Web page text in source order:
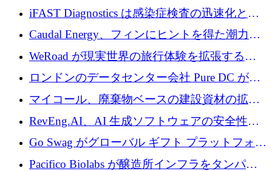
の商業化ギャップを埋めるために2,000万ユー
ロのディープテック基金を立ち上げる
iFAST Diagnostics は感染症検査の迅速化と抗
菌薬耐性への取り組みに 500 万ポンドを寄付
Caudal Energy、フィンにヒントを得た潮力発
電技術の規模拡大に向けて 430 万ポンドを調
WeRoad が現実世界の旅行体験を拡張するた
めに 5,800 万ドルを獲得
ロンドンのデータセンター会社 Pure DC が欧
州と中東の拡張に 27 億ドルを確保
マイコール、廃棄物ベースの建設資材の拡大
に400万ポンドを投資
RevEng.AI、AI 生成ソフトウェアの安全性を
確保するために 1,500 万ドルを調達
Go Swag がグローバル ギフト プラットフォー
ムを拡大するために 500 万ドルを調達
Pacifico Biolabs が醸造所インフラをタンパク